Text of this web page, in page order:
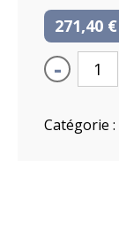
271,40 €
-
Catégorie :